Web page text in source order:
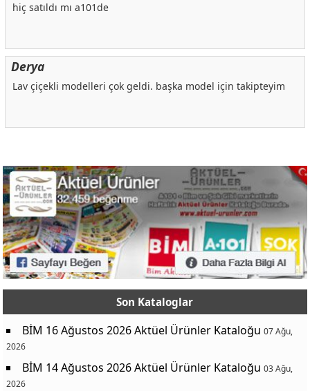
hiç satıldı mı a101de
Derya
Lav çiçekli modelleri çok geldi. başka model için takipteyim
Son Kataloglar
BİM 16 Ağustos 2026 Aktüel Ürünler Kataloğu 07 Ağu,
2026
BİM 14 Ağustos 2026 Aktüel Ürünler Kataloğu 03 Ağu,
2026